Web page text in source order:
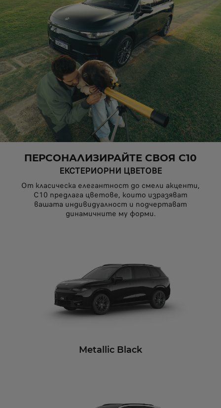
ПЕРСОНАЛИЗИРАЙТЕ СВОЯ C10
ЕКСТЕРИОРНИ ЦВЕТОВЕ
От класическа елегантност до смели акценти,
C10 предлага цветове, които изразяват
вашата индивидуалност и подчертават
динамичните му форми.
Metallic Black